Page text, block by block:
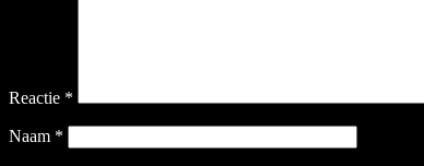
Reactie *
Naam *